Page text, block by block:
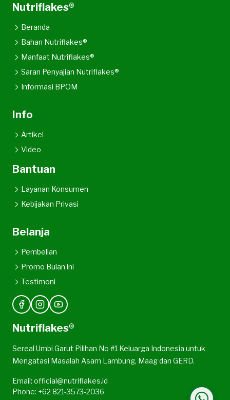
Nutriflakes®
Beranda
Bahan Nutriflakes®
Manfaat Nutriflakes®
Saran Penyajian Nutriflakes®
Informasi BPOM
Info
Artikel
Video
Bantuan
Layanan Konsumen
Kebijakan Privasi
Belanja
Pembelian
Promo Bulan ini
Testimoni
Nutriflakes®
Sereal Umbi Garut Pilihan No #1 Keluarga Indonesia untuk
Mengatasi Masalah Asam Lambung, Maag dan GERD.
Email: official@nutriflakes.id
Phone: +62 821-3573-2036